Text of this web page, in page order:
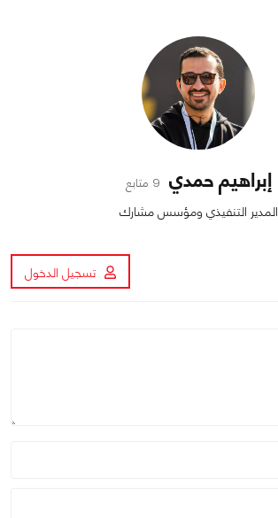
إبراهيم حمدي 9 متابع
المدير التنفيذي ومؤسس مشارك
تسجيل الدخول